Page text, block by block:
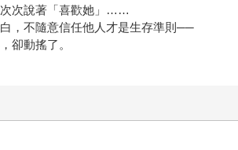
次說著「喜歡她」……
，不隨意信任他人才是生存準則──
卻動搖了。